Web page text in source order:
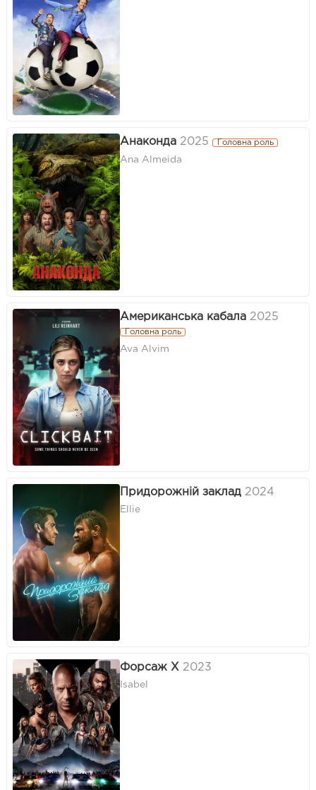
Анаконда 2025 Головна роль
Ana Almeida
Американська кабала 2025
Головна роль
Ava Alvim
Придорожній заклад 2024
Ellie
Форсаж Х 2023
Isabel